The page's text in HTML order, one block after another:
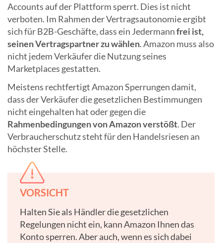
Accounts auf der Plattform sperrt. Dies ist nicht
verboten. Im Rahmen der Vertragsautonomie ergibt
sich für B2B-Geschäfte, dass ein Jedermannfrei ist,
seinen Vertragspartner zu wählen. Amazon muss also
nicht jedem Verkäufer die Nutzung seines
Marketplaces gestatten.
Meistens rechtfertigt Amazon Sperrungen damit,
dass der Verkäufer die gesetzlichen Bestimmungen
nicht eingehalten hat oder gegen die
Rahmenbedingungen von Amazon verstößt. Der
Verbraucherschutz steht für den Handelsriesen an
höchster Stelle.
VORSICHT
Halten Sie als Händler die gesetzlichen
Regelungen nicht ein, kann Amazon Ihnen das
Konto sperren. Aber auch, wenn es sich dabei